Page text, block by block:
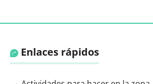
Enlaces rápidos